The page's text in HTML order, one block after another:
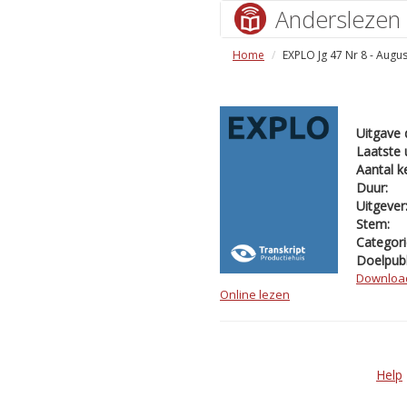
Anderslezen
Home EXPLO Jg 47 Nr 8 -
Uitgave
Laatste
Aantal
Duur:
Uitgever:
Stem:
Online lezen
Help